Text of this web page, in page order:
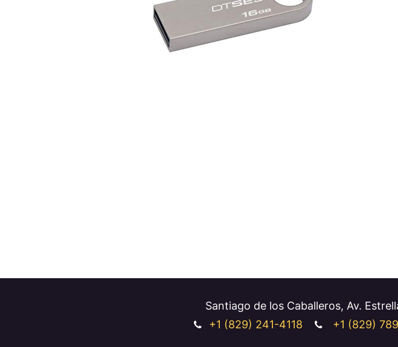
Santiago de los Caballeros, Av.
+1 (829) 241-4118 +1 (829)